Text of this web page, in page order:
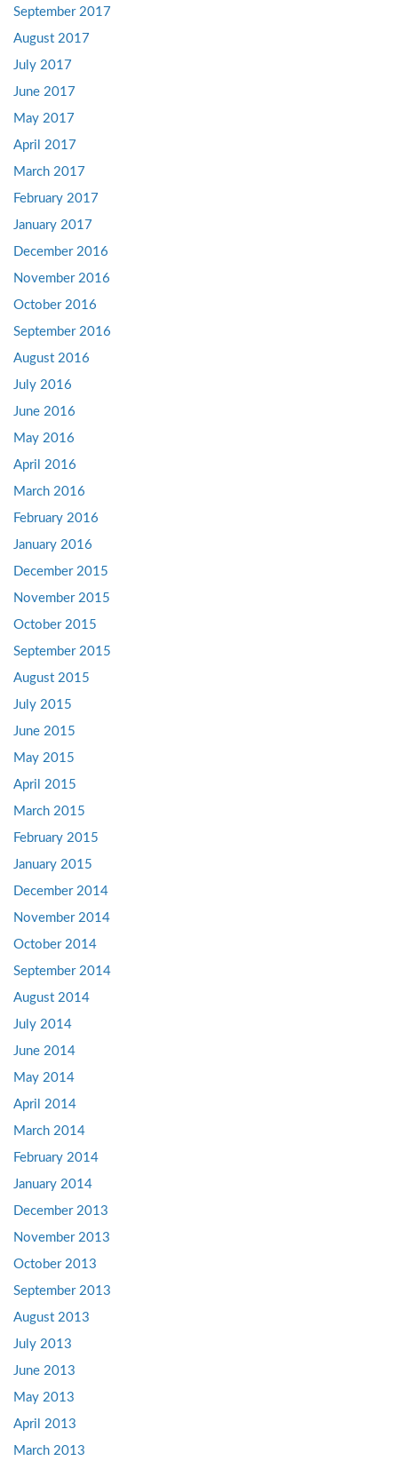
September 2017
August 2017
July 2017
June 2017
May 2017
April 2017
March 2017
February 2017
January 2017
December 2016
November 2016
October 2016
September 2016
August 2016
July 2016
June 2016
May 2016
April 2016
March 2016
February 2016
January 2016
December 2015
November 2015
October 2015
September 2015
August 2015
July 2015
June 2015
May 2015
April 2015
March 2015
February 2015
January 2015
December 2014
November 2014
October 2014
September 2014
August 2014
July 2014
June 2014
May 2014
April 2014
March 2014
February 2014
January 2014
December 2013
November 2013
October 2013
September 2013
August 2013
July 2013
June 2013
May 2013
April 2013
March 2013